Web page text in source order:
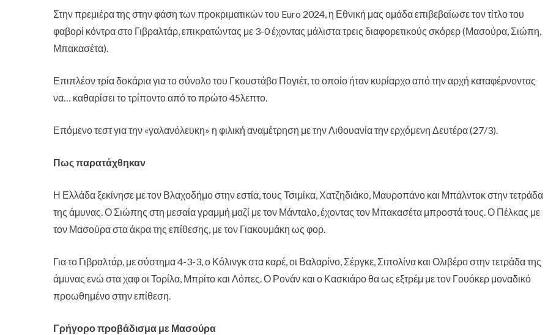
Στην πρεμιέρα της στην φάση των προκριματικών του Euro 2024, η Εθνική μας ομάδα επιβεβαίωσε τον τίτλο του
φαβορί κόντρα στο Γιβραλτάρ, επικρατώντας με 3-0 έχοντας μάλιστα τρεις διαφορετικούς σκόρερ (Μασούρα, Σιώπη,
Μπακασέτα).
Επιπλέον τρία δοκάρια για το σύνολο του Γκουστάβο Πογιέτ, το οποίο ήταν κυρίαρχο από την αρχή καταφέρνοντας
να… καθαρίσει το τρίποντο από το πρώτο 45λεπτο.
Επόμενο τεστ για την «γαλανόλευκη» η φιλική αναμέτρηση με την Λιθουανία την ερχόμενη Δευτέρα (27/3).
Πως παρατάχθηκαν
Η Ελλάδα ξεκίνησε με τον Βλαχοδήμο στην εστία, τους Τσιμίκα, Χατζηδιάκο, Μαυροπάνο και Μπάλντοκ στην τετράδα
της άμυνας. Ο Σιώπης στη μεσαία γραμμή μαζί με τον Μάνταλο, έχοντας τον Μπακασέτα μπροστά τους. Ο Πέλκας με
τον Μασούρα στα άκρα της επίθεσης, με τον Γιακουμάκη ως φορ.
Για το Γιβραλτάρ, με σύστημα 4-3-3, ο Κόλινγκ στα καρέ, οι Βαλαρίνο, Σέργκε, Σιπολίνα και Ολιβέρο στην τετράδα της
άμυνας ενώ στα χαφ οι Τορίλα, Μπρίτο και Λόπες. Ο Ρονάν και ο Κασκιάρο θα ως εξτρέμ με τον Γουόκερ μοναδικό
προωθημένο στην επίθεση.
Γρήγορο προβάδισμα με Μασούρα